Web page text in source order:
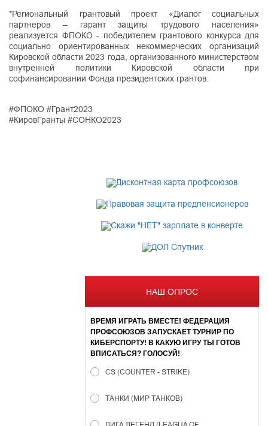
*Региональный грантовый проект «Диалог социальных
партнеров – гарант защиты трудового населения»
реализуется ФПОКО - победителем грантового конкурса для
социально ориентированных некоммерческих организаций
Кировской области 2023 года, организованного министерством
внутренней политики Кировской области при
софинансировании Фонда президентских грантов.
#ФПОКО #Грант2023
#КировГранты #СОНКО2023
НАШ ОПРОС
ВРЕМЯ ИГРАТЬ ВМЕСТЕ! ФЕДЕРАЦИЯ
ПРОФСОЮЗОВ ЗАПУСКАЕТ ТУРНИР ПО
КИБЕРСПОРТУ! В КАКУЮ ИГРУ ТЫ ГОТОВ
ВПИСАТЬСЯ? ГОЛОСУЙ!
CS (COUNTER - STRIKE)
ТАНКИ (МИР ТАНКОВ)